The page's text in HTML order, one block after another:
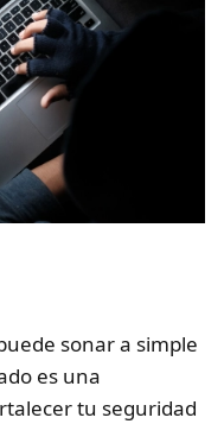
sonar a simple
es una
tu seguridad